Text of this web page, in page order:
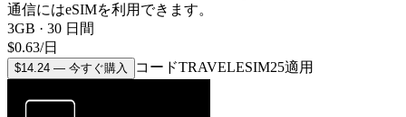
通信にはeSIMを利用できます。
3GB · 30 日間
$0.63/日
$14.24 — 今すぐ購入 コードTRAVELESIM25適用